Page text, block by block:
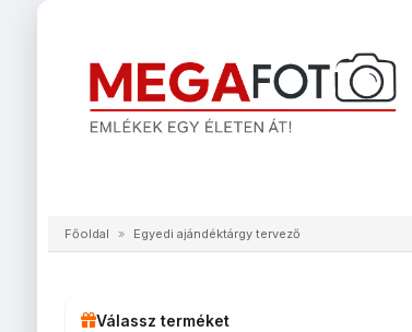
Főoldal » Egyedi ajándéktárgy tervező
Válassz terméket